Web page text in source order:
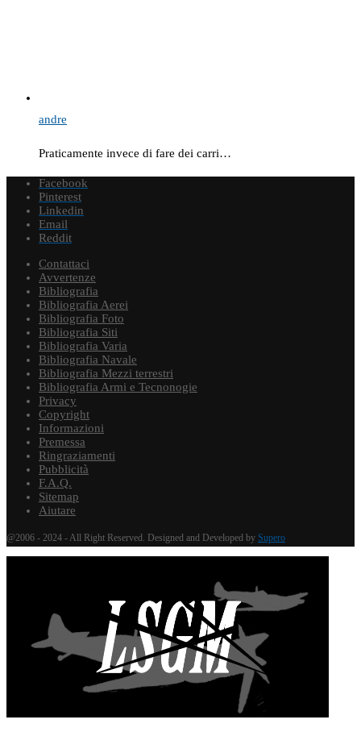
andre
Praticamente invece di fare dei carri…
Facebook
Pinterest
Linkedin
Email
Reddit
Contattaci
Avvertenze
Bibliografia
Bibliografia Aerei
Bibliografia Foto
Bibliografia Siti
Bibliografia Varia
Bibliografia Navale
Bibliografia Mezzi terrestri
Bibliografia Armi e Tecnonogie
Privacy
Copyright
Informazioni
Premessa
Ringraziamenti
Pubblicità
F.A.Q.
Sitemap
Aiutare
@2006 - 2024 - All Right Reserved. Designed and Developed by Supero